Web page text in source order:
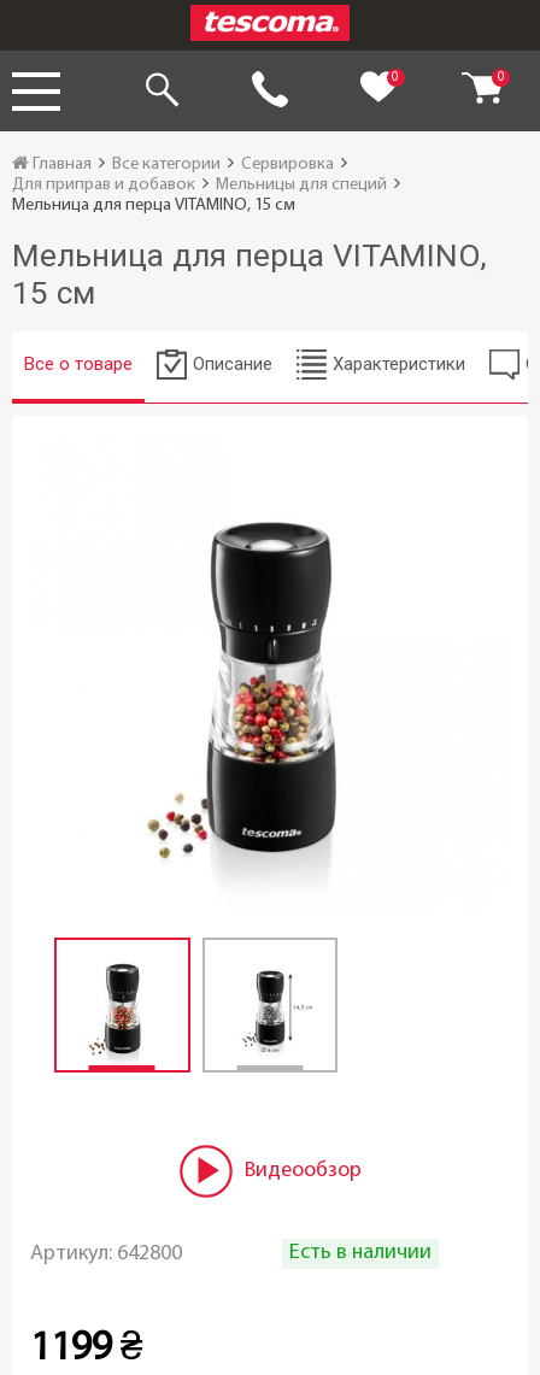
0 0
Главная Все категории
Сервировка
Для приправ и добавок
Мельницы для специй
Мельница для перца VITAMINO, 15 см
Мельница для перца VITAMINO,
15 см
Все о товаре Описание Характеристики
Видеообзор
Артикул: 642800 Есть в наличии
1199 ₴